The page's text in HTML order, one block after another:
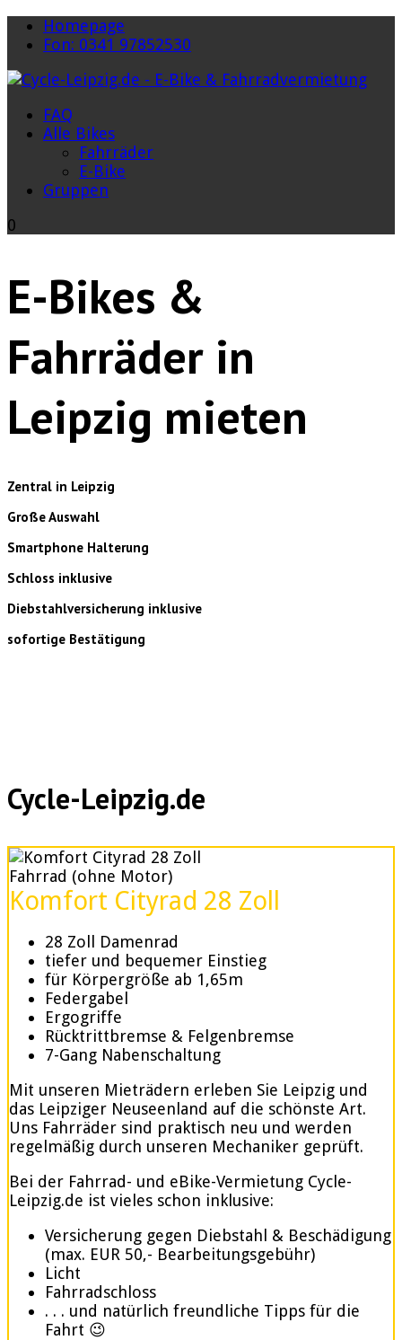
Homepage
Fon: 0341 97852530
FAQ
Alle Bikes
Fahrräder
E-Bike
Gruppen
0
E-Bikes &
Fahrräder in
Leipzig mieten
Zentral in Leipzig
Große Auswahl
Smartphone Halterung
Schloss inklusive
Diebstahlversicherung inklusive
sofortige Bestätigung
Cycle-Leipzig.de
Fahrrad (ohne Motor)
Komfort Cityrad 28 Zoll
28 Zoll Damenrad
tiefer und bequemer Einstieg
für Körpergröße ab 1,65m
Federgabel
Ergogriffe
Rücktrittbremse & Felgenbremse
7-Gang Nabenschaltung
Mit unseren Mieträdern erleben Sie Leipzig und
das Leipziger Neuseenland auf die schönste Art.
Uns Fahrräder sind praktisch neu und werden
regelmäßig durch unseren Mechaniker geprüft.
Bei der Fahrrad- und eBike-Vermietung Cycle-
Leipzig.de ist vieles schon inklusive:
Versicherung gegen Diebstahl & Beschädigung
(max. EUR 50,- Bearbeitungsgebühr)
Licht
Fahrradschloss
. . . und natürlich freundliche Tipps für die
Fahrt 😉